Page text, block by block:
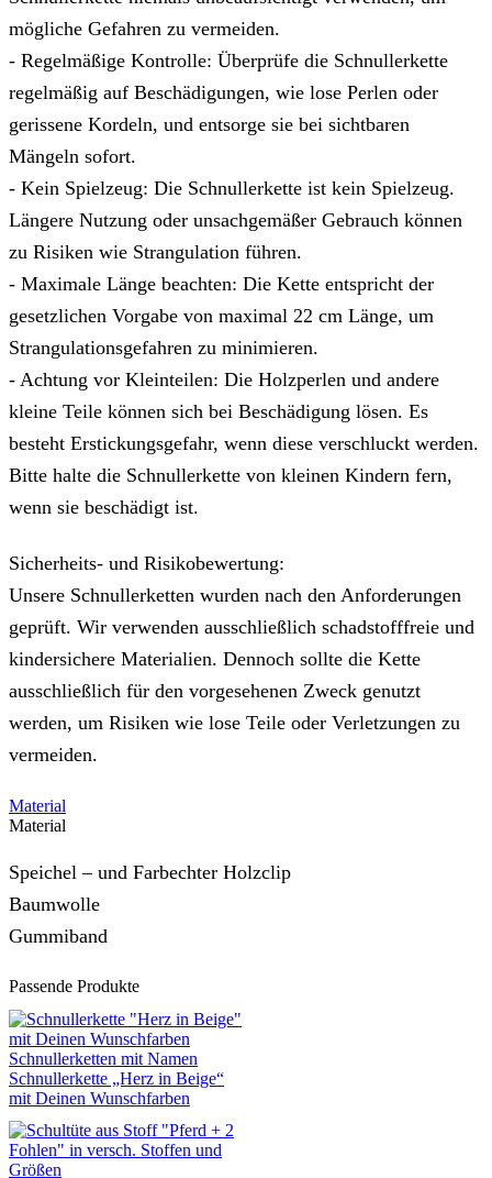
mögliche Gefahren zu vermeiden.
- Regelmäßige Kontrolle: Überprüfe die Schnullerkette
regelmäßig auf Beschädigungen, wie lose Perlen oder
gerissene Kordeln, und entsorge sie bei sichtbaren
Mängeln sofort.
- Kein Spielzeug: Die Schnullerkette ist kein Spielzeug.
Längere Nutzung oder unsachgemäßer Gebrauch können
zu Risiken wie Strangulation führen.
- Maximale Länge beachten: Die Kette entspricht der
gesetzlichen Vorgabe von maximal 22 cm Länge, um
Strangulationsgefahren zu minimieren.
- Achtung vor Kleinteilen: Die Holzperlen und andere
kleine Teile können sich bei Beschädigung lösen. Es
besteht Erstickungsgefahr, wenn diese verschluckt werden.
Bitte halte die Schnullerkette von kleinen Kindern fern,
wenn sie beschädigt ist.
Sicherheits- und Risikobewertung:
Unsere Schnullerketten wurden nach den Anforderungen
geprüft. Wir verwenden ausschließlich schadstofffreie und
kindersichere Materialien. Dennoch sollte die Kette
ausschließlich für den vorgesehenen Zweck genutzt
werden, um Risiken wie lose Teile oder Verletzungen zu
vermeiden.
Material
Material
Speichel – und Farbechter Holzclip
Baumwolle
Gummiband
Passende Produkte
Schnullerketten mit Namen
Schnullerkette „Herz in Beige“
mit Deinen Wunschfarben